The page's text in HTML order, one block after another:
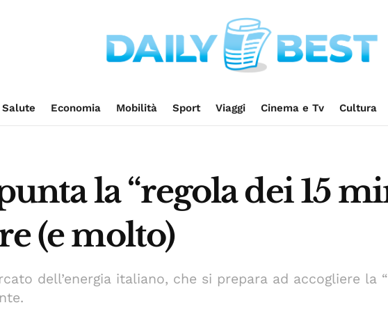
Salute Economia Mobilità Sport Viaggi Cinema e Tv Cultura
la “regola dei 15
(e molto)
dell’energia italiano, che si prepara ad accogliere la